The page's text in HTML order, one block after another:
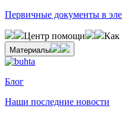
Первичные документы в
Центр помощи Как
Материалы
Блог
Наши последние новости